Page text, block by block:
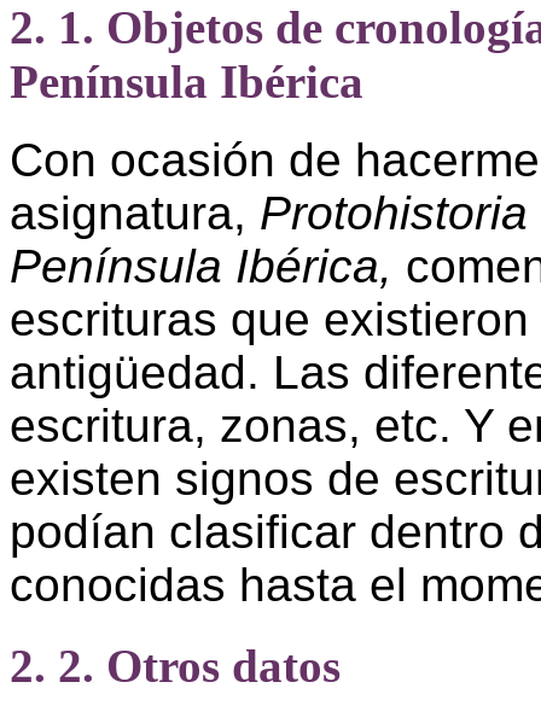
2. 1. Objetos de
Península Ibérica
Con ocasión de
asignatura,
Península Ibérica,
escrituras que
antigüedad. Las
escritura, zonas, etc. Y
existen signos de
podían clasificar dentro
conocidas hasta el
2. 2. Otros datos